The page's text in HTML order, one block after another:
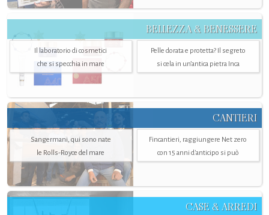
BELLEZZA & BENESSERE
Il laboratorio di cosmetici
che si specchia in mare
Pelle dorata e protetta? Il segreto
si cela in un’antica pietra Inca
CANTIERI
Sangermani, qui sono nate
le Rolls-Royce del mare
Fincantieri, raggiungere Net zero
con 15 anni d'anticipo si può
CASE & ARREDI